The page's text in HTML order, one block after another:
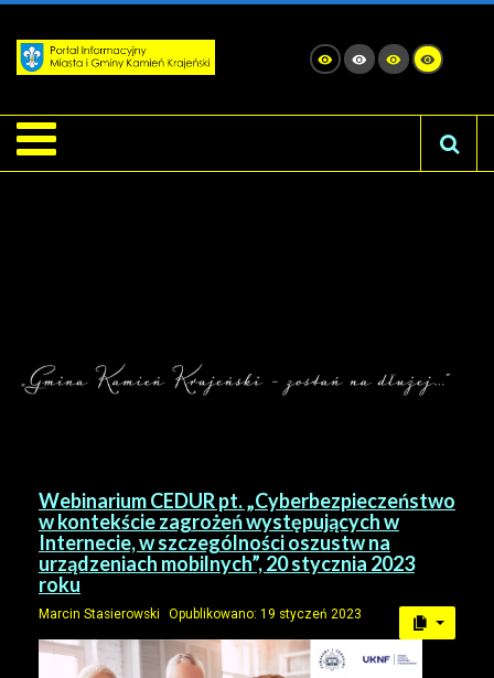
Webinarium CEDUR pt. „Cyberbezpieczeństwo
w kontekście zagrożeń występujących w
Internecie, w szczególności oszustw na
urządzeniach mobilnych”, 20 stycznia 2023
roku
Marcin Stasierowski Opublikowano: 19 styczeń 2023